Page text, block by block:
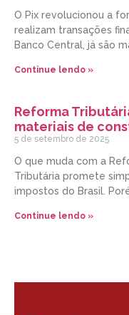
O Pix revolucionou a
realizam transações
Banco Central, já são
Continue lendo »
Reforma
materiais de
5 de setembro de 2025
O que muda com a
Tributária promete
impostos do Brasil.
Continue lendo »